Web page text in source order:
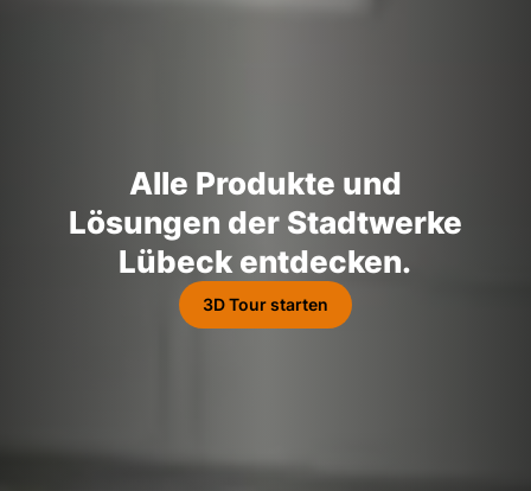
Alle Produkte und
Lösungen der Stadtwerke
Lübeck entdecken.
3D Tour starten